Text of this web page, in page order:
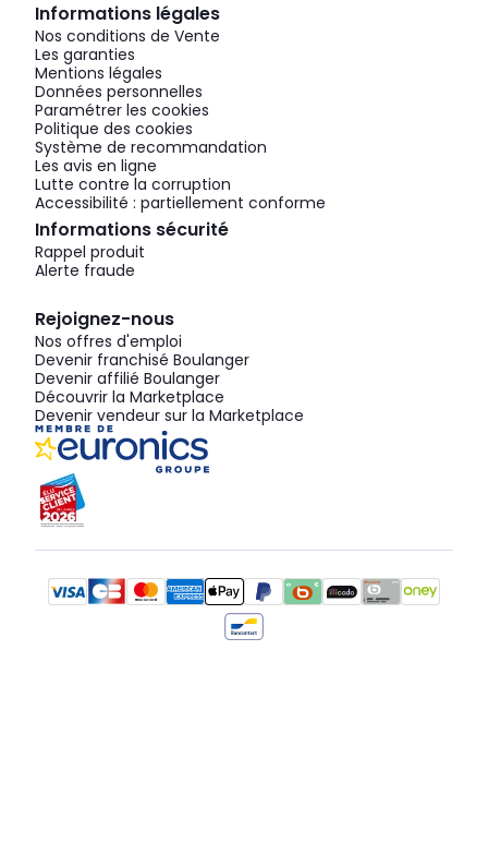
Informations légales
Nos conditions de Vente
Les garanties
Mentions légales
Données personnelles
Paramétrer les cookies
Politique des cookies
Système de recommandation
Les avis en ligne
Lutte contre la corruption
Accessibilité : partiellement conforme
Informations sécurité
Rappel produit
Alerte fraude
Rejoignez-nous
Nos offres d'emploi
Devenir franchisé Boulanger
Devenir affilié Boulanger
Découvrir la Marketplace
Devenir vendeur sur la Marketplace